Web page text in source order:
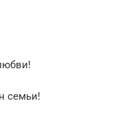
семьи!